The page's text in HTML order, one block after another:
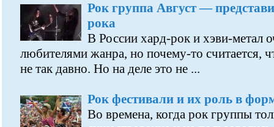
Рок группа Август —
рока
В России хард-рок и хэви-метал
любителями жанра, но почему-то считается,
не так давно. Но на деле это не ...
Рок фестивали и их роль в
Во времена, когда рок группы